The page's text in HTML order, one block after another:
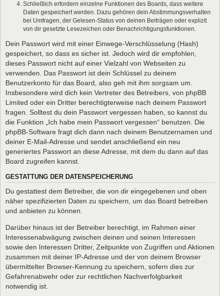
Schließlich erfordern einzelne Funktionen des Boards, dass weitere
Daten gespeichert werden. Dazu gehören dein Abstimmungsverhalten
bei Umfragen, der Gelesen-Status von deinen Beiträgen oder explizit
von dir gesetzte Lesezeichen oder Benachrichtigungsfunktionen.
Dein Passwort wird mit einer Einwege-Verschlüsselung (Hash)
gespeichert, so dass es sicher ist. Jedoch wird dir empfohlen,
dieses Passwort nicht auf einer Vielzahl von Webseiten zu
verwenden. Das Passwort ist dein Schlüssel zu deinem
Benutzerkonto für das Board, also geh mit ihm sorgsam um.
Insbesondere wird dich kein Vertreter des Betreibers, von phpBB
Limited oder ein Dritter berechtigterweise nach deinem Passwort
fragen. Solltest du dein Passwort vergessen haben, so kannst du
die Funktion „Ich habe mein Passwort vergessen“ benutzen. Die
phpBB-Software fragt dich dann nach deinem Benutzernamen und
deiner E-Mail-Adresse und sendet anschließend ein neu
generiertes Passwort an diese Adresse, mit dem du dann auf das
Board zugreifen kannst.
GESTATTUNG DER DATENSPEICHERUNG
Du gestattest dem Betreiber, die von dir eingegebenen und oben
näher spezifizierten Daten zu speichern, um das Board betreiben
und anbieten zu können.
Darüber hinaus ist der Betreiber berechtigt, im Rahmen einer
Interessenabwägung zwischen deinen und seinen Interessen
sowie den Interessen Dritter, Zeitpunkte von Zugriffen und Aktionen
zusammen mit deiner IP-Adresse und der von deinem Browser
übermittelter Browser-Kennung zu speichern, sofern dies zur
Gefahrenabwehr oder zur rechtlichen Nachverfolgbarkeit
notwendig ist.